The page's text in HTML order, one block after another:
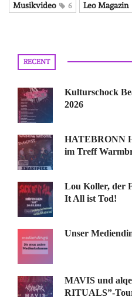
Musikvideo 6 Leo Magazin
RECENT
Kulturschock
2026
HATEBRONN
im Treff
Lou Koller, der
It All ist Tod!
Unser
MAVIS und
RITUALS”-